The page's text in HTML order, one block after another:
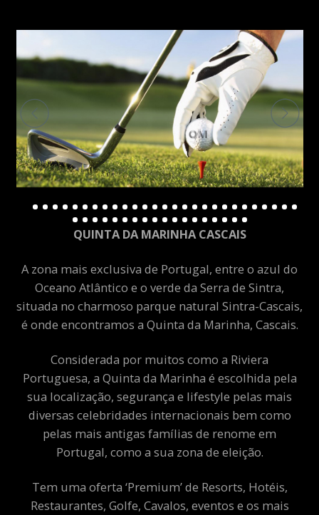
QUINTA DA MARINHA CASCAIS
A zona mais exclusiva de Portugal, entre o azul do
Oceano Atlântico e o verde da Serra de Sintra,
situada no charmoso parque natural Sintra-Cascais,
é onde encontramos a Quinta da Marinha, Cascais.
Considerada por muitos como a Riviera
Portuguesa, a Quinta da Marinha é escolhida pela
sua localização, segurança e lifestyle pelas mais
diversas celebridades internacionais bem como
pelas mais antigas famílias de renome em
Portugal, como a sua zona de eleição.
Tem uma oferta ‘Premium’ de Resorts, Hotéis,
Restaurantes, Golfe, Cavalos, eventos e os mais